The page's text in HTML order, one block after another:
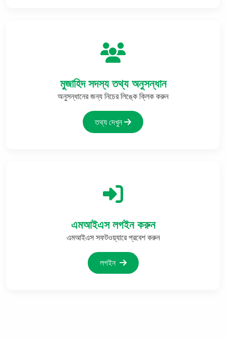
মুজাহিদ সদস্য তথ্য অনুসন্ধান
অনুসন্ধানের জন্য নিচের লিঙ্কে ক্লিক করুন
তথ্য দেখুন
এমআইএস লগইন করুন
এমআইএস সফটওয়্যারে প্রবেশ করুন
লগইন